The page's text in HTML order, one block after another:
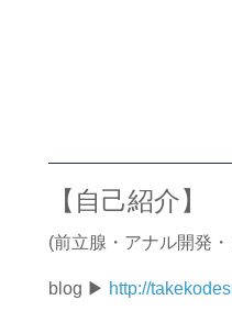
【自己紹介】
(前立腺・アナル開発
blog ▶︎ http://